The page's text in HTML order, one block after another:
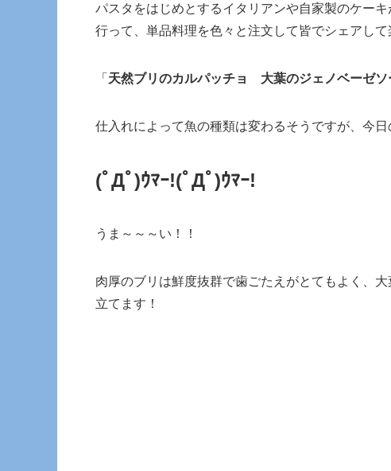
パスタをはじめとするイタリアンや自家製のケー
行って、単品料理を色々と注文して皆でシェアして
「 天然ブリのカルパッチョ 大葉のジェノベーゼソ
仕入れによって魚の種類は変わるそうですが、今
(ﾟДﾟ)ｳﾏｰ!(ﾟДﾟ)ｳﾏｰ!
うま～～～い！！
肉厚のブリは鮮度抜群で歯ごたえがとてもよく、
立てます！